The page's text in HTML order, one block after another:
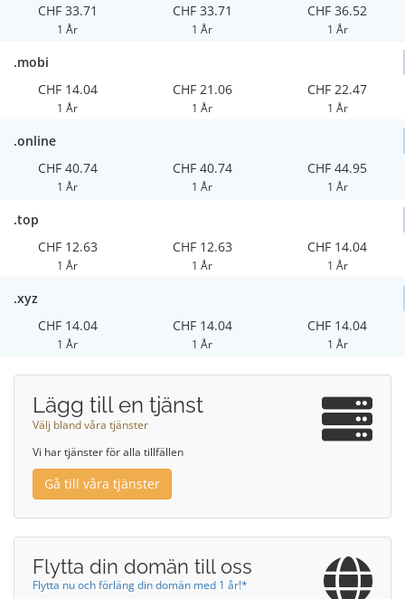
CHF 33.71
1 År
CHF 33.71
1 År
CHF 36.52
1 År
.mobi
CHF 14.04
1 År
CHF 21.06
1 År
CHF 22.47
1 År
.online
CHF 40.74
1 År
CHF 40.74
1 År
CHF 44.95
1 År
.top
CHF 12.63
1 År
CHF 12.63
1 År
CHF 14.04
1 År
.xyz
CHF 14.04
1 År
CHF 14.04
1 År
CHF 14.04
1 År
Lägg till en tjänst
Välj bland våra tjänster
Vi har tjänster för alla tillfällen
Gå till våra tjänster
Flytta din domän till oss
Flytta nu och förläng din domän med 1 år!*